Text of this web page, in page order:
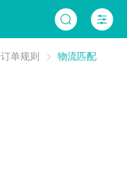
订单规则 物流匹配